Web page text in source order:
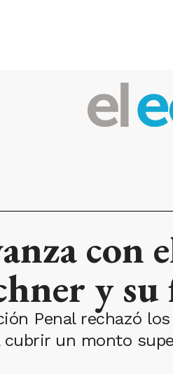
con
y su
Penal rechazó
cubrir un monto